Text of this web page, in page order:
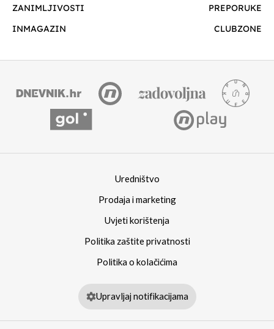
ZANIMLJIVOSTI
PREPORUKE
INMAGAZIN
CLUBZONE
Uredništvo
Prodaja i marketing
Uvjeti korištenja
Politika zaštite privatnosti
Politika o kolačićima
Upravljaj notifikacijama